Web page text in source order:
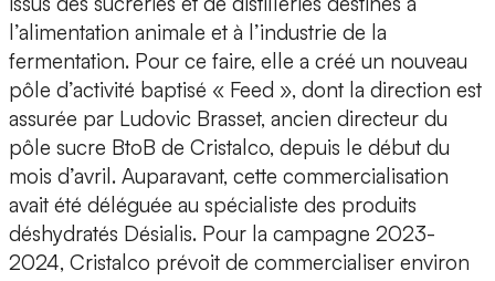
l’alimentation animale et à l’industrie de la
fermentation. Pour ce faire, elle a créé un nouveau
pôle d’activité baptisé « Feed », dont la direction est
assurée par Ludovic Brasset, ancien directeur du
pôle sucre BtoB de Cristalco, depuis le début du
mois d’avril. Auparavant, cette commercialisation
avait été déléguée au spécialiste des produits
déshydratés Désialis. Pour la campagne 2023-
2024, Cristalco prévoit de commercialiser environ